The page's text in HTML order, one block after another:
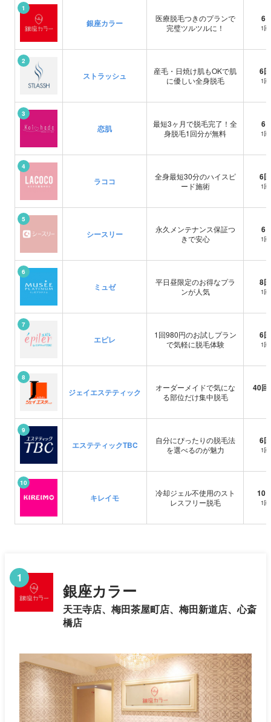
エステティックTBC 天王寺駅前店
11：00〜20：00 （平日） / 10：00〜19：
全身 + VIO + 顔 6回：204,600円
ミュゼ 近鉄難波駅前店（旧：近鉄難波ビル店）
10:00-21:00
全身 + VIO + 顔 8回：211,200円
ラココ 高槻店
平日：10:00～21:00 / 最終受付20:00 / 土日祝：
10:00～20:00 / 最終受付19:00
全身 + VIO + 顔 6回：120,000円
ミュゼ 京橋駅前店
10:00-21:00
全身 + VIO + 顔 8回：211,200円
エステティックTBC 堺東駅前店
11：00〜20：00 （平日） / 10：00〜19：
全身 + VIO + 顔 6回：204,600円
1
銀座カラー
医療脱毛つきのプランで
完璧ツルツルに！
6
1
2
ストラッシュ
産毛・日焼け肌もOKで肌
に優しい全身脱毛
6回
1
3
恋肌
最短3ヶ月で脱毛完了！全
身脱毛1回分が無料
6
1
4
ラココ
全身最短30分のハイスピ
ード施術
6回
1
5
シースリー
永久メンテナンス保証つ
きで安心
6
1
6
ミュゼ
平日昼限定のお得なプラ
ンが人気
8回
1
7
エピレ
1回980円のお試しプラン
で気軽に脱毛体験
6回
1
8
ジェイエステティック
オーダーメイドで気にな
る部位だけ集中脱毛
40回
9
エステティックTBC
自分にぴったりの脱毛法
を選べるのが魅力
6回
1
10
キレイモ
冷却ジェル不使用のスト
レスフリー脱毛
10
1
1
銀座カラー
天王寺店、梅田茶屋町店、梅田新道店、心斎
橋店